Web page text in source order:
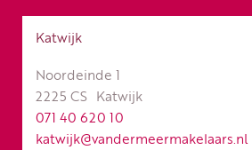
Katwijk
Noordeinde 1
2225 CS Katwijk
071 40 620 10
katwijk@vandermeermakelaars.nl